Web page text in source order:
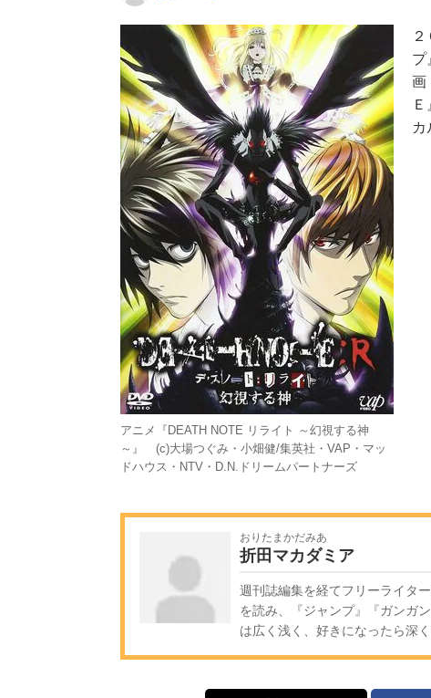
アニメ『DEATH NOTE リライト ～幻視する神
～』 (c)大場つぐみ・小畑健/集英社・VAP・マッ
ドハウス・NTV・D.N.ドリームパートナーズ
プ
画
カ
おりたまかだみあ
折田マカダミア
週刊誌編集を経てフリーライタ
を読み、『ジャンプ』『ガンガ
は広く浅く、好きになったら深